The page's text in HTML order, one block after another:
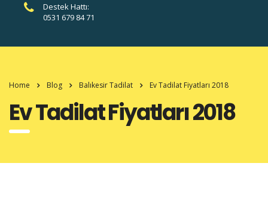
Destek Hattı:
0531 679 84 71
Home Blog Balıkesir Tadilat Ev Tadilat Fiyatları 2018
Ev Tadilat Fiyatları 2018